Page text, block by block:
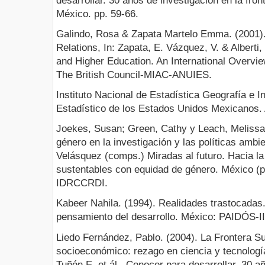
México. pp. 59-66.
Galindo, Rosa & Zapata Martelo Emma.
Relations, In: Zapata, E. Vázquez, V. &
and Higher Education. An International
The British Council-MIAC-ANUIES.
Instituto Nacional de Estadística Geografía e
Estadístico de los Estados Unidos
Joekes, Susan; Green, Cathy y Leach,
género en la investigación y las políticas
Velásquez (comps.) Miradas al futuro. Hacia
sustentables con equidad de género. México
IDRCCRDI.
Kabeer Nahila. (1994). Realidades
pensamiento del desarrollo. México: PAIDÓS-
Liedo Fernández, Pablo. (2004). La Frontera
socioeconómico: rezago en ciencia y